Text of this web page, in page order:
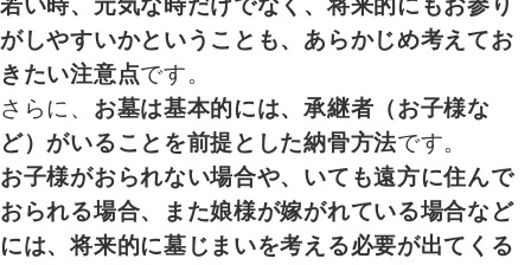
がしやすいかということも、あらかじめ考えてお
きたい注意点です。
さらに、 お墓は基本的には、承継者（お子様な
ど）がいることを前提とした納骨方法です。
お子様がおられない場合や、いても遠方に住んで
おられる場合、また娘様が嫁がれている場合など
には、将来的に墓じまいを考える必要が出てくる